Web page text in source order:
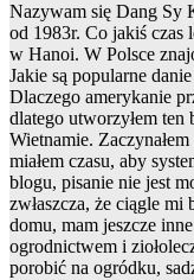
Nazywam się Dang Sy
od 1983r. Co jakiś czas
w Hanoi. W Polsce
Jakie są popularne
Dlaczego amerykanie
dlatego utworzyłem ten
Wietnamie.
miałem czasu, aby
blogu, pisanie nie jest
zwłaszcza, że ciągle
domu, mam jeszcze
ogrodnictwem i
porobić na ogródku,